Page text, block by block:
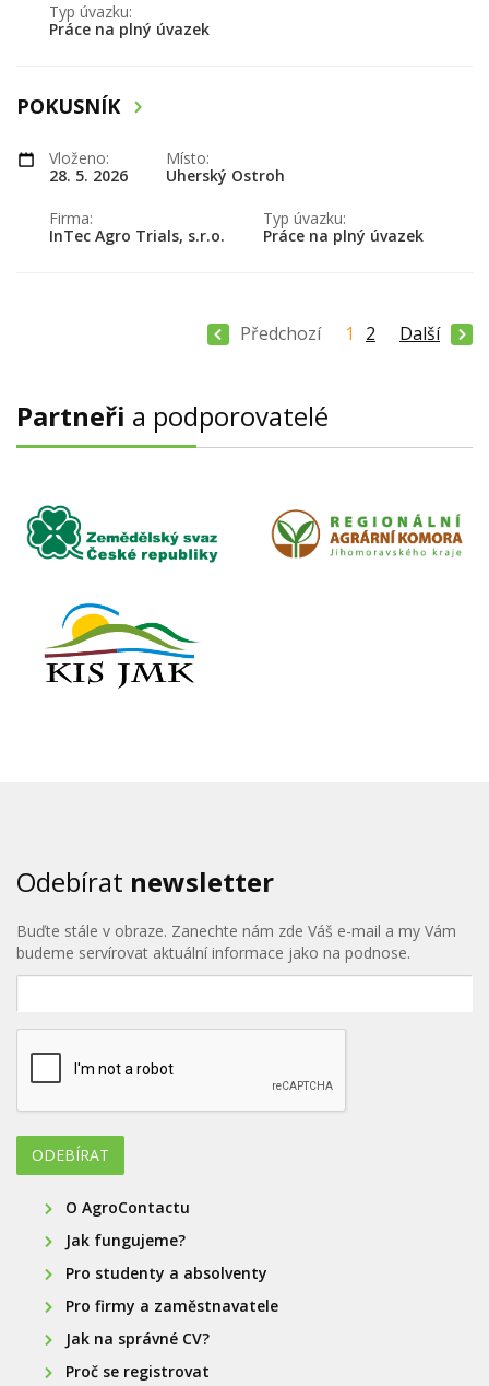
Typ úvazku:
Práce na plný úvazek
POKUSNÍK
Vloženo:
28. 5. 2026
Místo:
Uherský Ostroh
Firma:
InTec Agro Trials, s.r.o.
Typ úvazku:
Práce na plný úvazek
Předchozí 1 2 Další
Partneři a podporovatelé
Odebírat newsletter
Buďte stále v obraze. Zanechte nám zde Váš e-mail a my Vám
budeme servírovat aktuální informace jako na podnose.
O AgroContactu
Jak fungujeme?
Pro studenty a absolventy
Pro firmy a zaměstnavatele
Jak na správné CV?
Proč se registrovat